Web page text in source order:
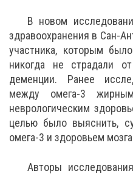
В новом
здравоохранения в Сан-
участника, которым
никогда не страдали
деменции. Ранее
между омега-3
неврологическим
целью было выяснить,
омега-3 и здоровьем
Авторы